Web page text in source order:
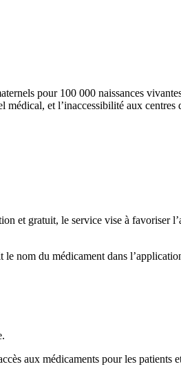
pour 100 000 naissances
et l’inaccessibilité aux centres
et gratuit, le service vise à favoriser
nom du médicament dans
aux médicaments pour les patients